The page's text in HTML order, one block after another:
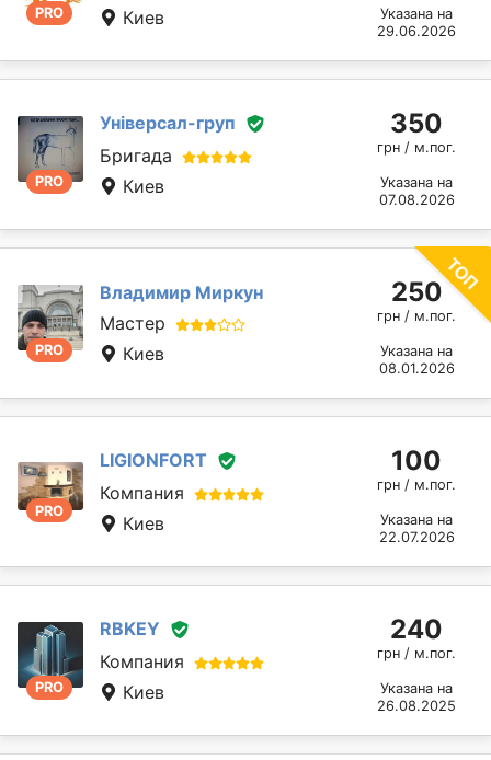
PRO
Киев
Указана на
29.06.2026
PRO
Універсал-груп
Бригада
Киев
350
грн / м.пог.
Указана на
07.08.2026
PRO
Владимир Миркун
Мастер
Киев
250
грн / м.пог.
Указана на
08.01.2026
PRO
LIGIONFORT
Компания
Киев
100
грн / м.пог.
Указана на
22.07.2026
PRO
RBKEY
Компания
Киев
240
грн / м.пог.
Указана на
26.08.2025